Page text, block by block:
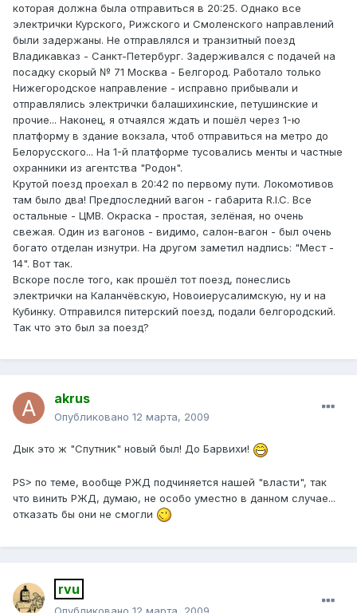
которая должна была отправиться в 20:25. Однако все
электрички Курского, Рижского и Смоленского направлений
были задержаны. Не отправлялся и транзитный поезд
Владикавказ - Санкт-Петербург. Задерживался с подачей на
посадку скорый № 71 Москва - Белгород. Работало только
Нижегородское направление - исправно прибывали и
отправлялись электрички балашихинские, петушинские и
прочие... Наконец, я отчаялся ждать и пошёл через 1-ю
платформу в здание вокзала, чтоб отправиться на метро до
Белорусского... На 1-й платформе тусовались менты и частные
охранники из агентства "Родон".
Крутой поезд проехал в 20:42 по первому пути. Локомотивов
там было два! Предпоследний вагон - габарита R.I.C. Все
остальные - ЦМВ. Окраска - простая, зелёная, но очень
свежая. Один из вагонов - видимо, салон-вагон - был очень
богато отделан изнутри. На другом заметил надпись: "Мест -
14". Вот так.
Вскоре после того, как прошёл тот поезд, понеслись
электрички на Каланчёвскую, Новоиерусалимскую, ну и на
Кубинку. Отправился питерский поезд, подали белгородский.
Так что это был за поезд?
akrus
Опубликовано 12 марта, 2009
Дык это ж "Спутник" новый был! До Барвихи!
PS> по теме, вообще РЖД подчиняется нашей "власти", так
что винить РЖД, думаю, не особо уместно в данном случае...
отказать бы они не смогли
rvu